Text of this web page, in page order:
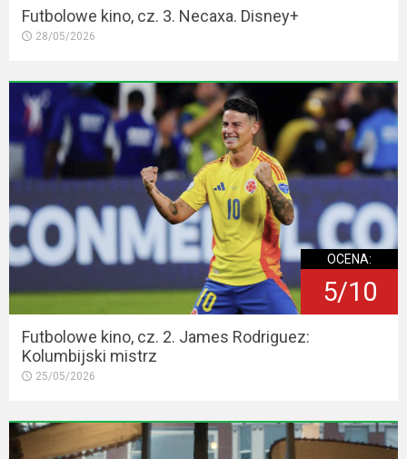
Futbolowe kino, cz. 3. Necaxa. Disney+
28/05/2026
OCENA:
5/10
Futbolowe kino, cz. 2. James Rodriguez:
Kolumbijski mistrz
25/05/2026